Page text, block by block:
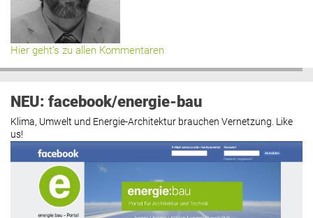
Hier geht’s zu allen Kommentaren
NEU: facebook/energie-bau
Klima, Umwelt und Energie-Architektur brauchen Vernetzung. Like
us!